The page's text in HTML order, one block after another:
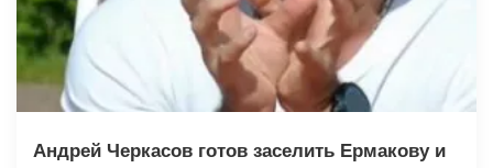
Андрей Черкасов готов заселить Ермакову и